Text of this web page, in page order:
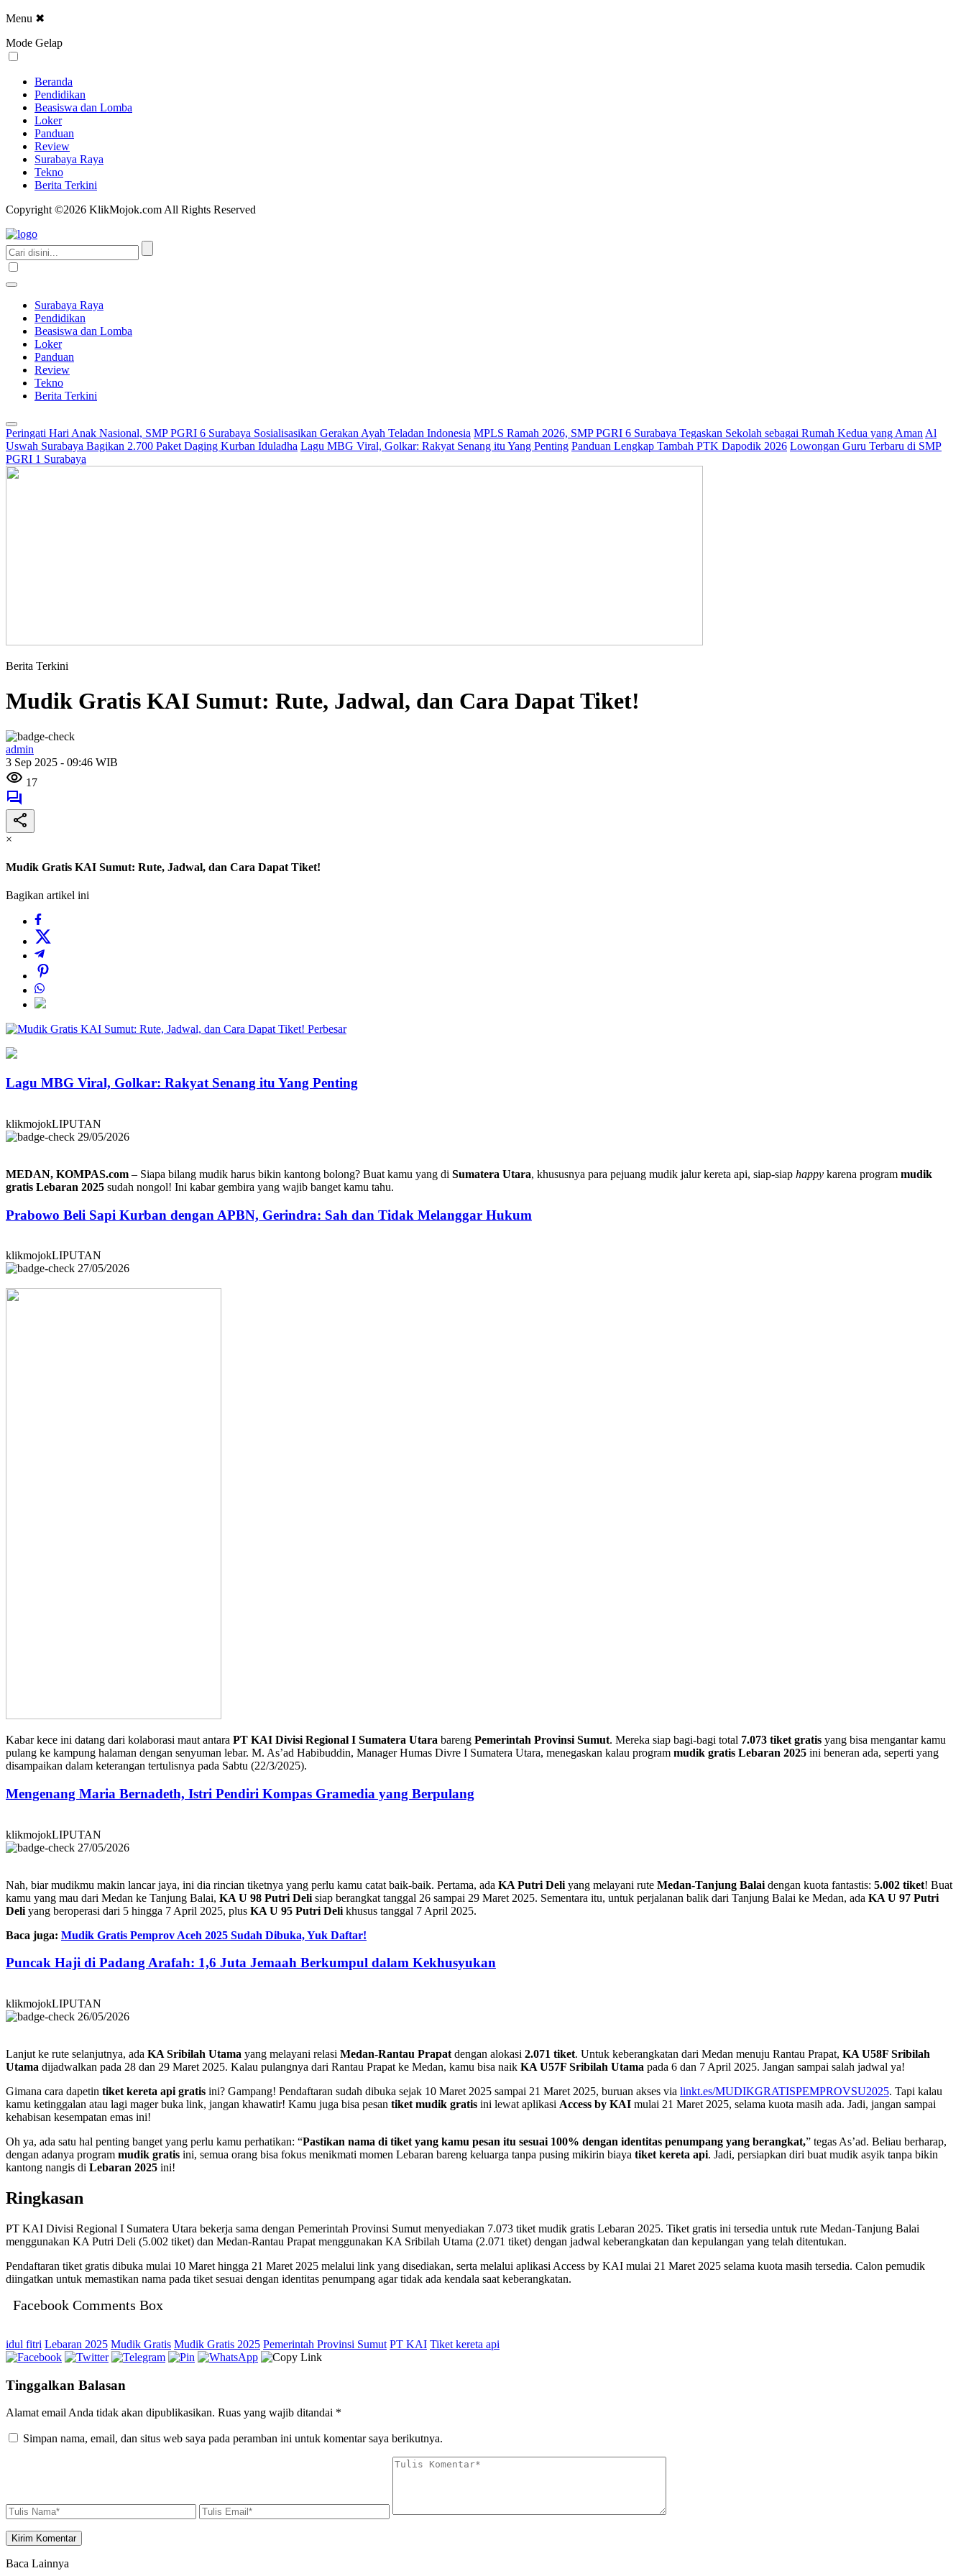
Menu ✖
Mode Gelap
Beranda
Pendidikan
Beasiswa dan Lomba
Loker
Panduan
Review
Surabaya Raya
Tekno
Berita Terkini
Copyright ©2026 KlikMojok.com All Rights Reserved
Surabaya Raya
Pendidikan
Beasiswa dan Lomba
Loker
Panduan
Review
Tekno
Berita Terkini
Peringati Hari Anak Nasional, SMP PGRI 6 Surabaya Sosialisasikan Gerakan Ayah Teladan Indonesia MPLS Ramah 2026, SMP PGRI 6 Surabaya Tegaskan Sekolah sebagai Rumah Kedua yang Aman Al
Uswah Surabaya Bagikan 2.700 Paket Daging Kurban Iduladha Lagu MBG Viral, Golkar: Rakyat Senang itu Yang Penting Panduan Lengkap Tambah PTK Dapodik 2026 Lowongan Guru Terbaru di SMP
PGRI 1 Surabaya
Berita Terkini
Mudik Gratis KAI Sumut: Rute, Jadwal, dan Cara Dapat Tiket!
admin
3 Sep 2025 - 09:46 WIB
17
×
Mudik Gratis KAI Sumut: Rute, Jadwal, dan Cara Dapat Tiket!
Bagikan artikel ini
Perbesar
Lagu MBG Viral, Golkar: Rakyat Senang itu Yang Penting
klikmojokLIPUTAN
29/05/2026
MEDAN, KOMPAS.com – Siapa bilang mudik harus bikin kantong bolong? Buat kamu yang di Sumatera Utara, khususnya para pejuang mudik jalur kereta api, siap-siap happy karena program mudik
gratis Lebaran 2025 sudah nongol! Ini kabar gembira yang wajib banget kamu tahu.
Prabowo Beli Sapi Kurban dengan APBN, Gerindra: Sah dan Tidak Melanggar Hukum
klikmojokLIPUTAN
27/05/2026
Kabar kece ini datang dari kolaborasi maut antara PT KAI Divisi Regional I Sumatera Utara bareng Pemerintah Provinsi Sumut. Mereka siap bagi-bagi total 7.073 tiket gratis yang bisa mengantar kamu
pulang ke kampung halaman dengan senyuman lebar. M. As’ad Habibuddin, Manager Humas Divre I Sumatera Utara, menegaskan kalau program mudik gratis Lebaran 2025 ini beneran ada, seperti yang
disampaikan dalam keterangan tertulisnya pada Sabtu (22/3/2025).
Mengenang Maria Bernadeth, Istri Pendiri Kompas Gramedia yang Berpulang
klikmojokLIPUTAN
27/05/2026
Nah, biar mudikmu makin lancar jaya, ini dia rincian tiketnya yang perlu kamu catat baik-baik. Pertama, ada KA Putri Deli yang melayani rute Medan-Tanjung Balai dengan kuota fantastis: 5.002 tiket! Buat
kamu yang mau dari Medan ke Tanjung Balai, KA U 98 Putri Deli siap berangkat tanggal 26 sampai 29 Maret 2025. Sementara itu, untuk perjalanan balik dari Tanjung Balai ke Medan, ada KA U 97 Putri
Deli yang beroperasi dari 5 hingga 7 April 2025, plus KA U 95 Putri Deli khusus tanggal 7 April 2025.
Baca juga: Mudik Gratis Pemprov Aceh 2025 Sudah Dibuka, Yuk Daftar!
Puncak Haji di Padang Arafah: 1,6 Juta Jemaah Berkumpul dalam Kekhusyukan
klikmojokLIPUTAN
26/05/2026
Lanjut ke rute selanjutnya, ada KA Sribilah Utama yang melayani relasi Medan-Rantau Prapat dengan alokasi 2.071 tiket. Untuk keberangkatan dari Medan menuju Rantau Prapat, KA U58F Sribilah
Utama dijadwalkan pada 28 dan 29 Maret 2025. Kalau pulangnya dari Rantau Prapat ke Medan, kamu bisa naik KA U57F Sribilah Utama pada 6 dan 7 April 2025. Jangan sampai salah jadwal ya!
Gimana cara dapetin tiket kereta api gratis ini? Gampang! Pendaftaran sudah dibuka sejak 10 Maret 2025 sampai 21 Maret 2025, buruan akses via linkt.es/MUDIKGRATISPEMPROVSU2025. Tapi kalau
kamu ketinggalan atau lagi mager buka link, jangan khawatir! Kamu juga bisa pesan tiket mudik gratis ini lewat aplikasi Access by KAI mulai 21 Maret 2025, selama kuota masih ada. Jadi, jangan sampai
kehabisan kesempatan emas ini!
Oh ya, ada satu hal penting banget yang perlu kamu perhatikan: “Pastikan nama di tiket yang kamu pesan itu sesuai 100% dengan identitas penumpang yang berangkat,” tegas As’ad. Beliau berharap,
dengan adanya program mudik gratis ini, semua orang bisa fokus menikmati momen Lebaran bareng keluarga tanpa pusing mikirin biaya tiket kereta api. Jadi, persiapkan diri buat mudik asyik tanpa bikin
kantong nangis di Lebaran 2025 ini!
Ringkasan
PT KAI Divisi Regional I Sumatera Utara bekerja sama dengan Pemerintah Provinsi Sumut menyediakan 7.073 tiket mudik gratis Lebaran 2025. Tiket gratis ini tersedia untuk rute Medan-Tanjung Balai
menggunakan KA Putri Deli (5.002 tiket) dan Medan-Rantau Prapat menggunakan KA Sribilah Utama (2.071 tiket) dengan jadwal keberangkatan dan kepulangan yang telah ditentukan.
Pendaftaran tiket gratis dibuka mulai 10 Maret hingga 21 Maret 2025 melalui link yang disediakan, serta melalui aplikasi Access by KAI mulai 21 Maret 2025 selama kuota masih tersedia. Calon pemudik
diingatkan untuk memastikan nama pada tiket sesuai dengan identitas penumpang agar tidak ada kendala saat keberangkatan.
Facebook Comments Box
idul fitri Lebaran 2025 Mudik Gratis Mudik Gratis 2025 Pemerintah Provinsi Sumut PT KAI Tiket kereta api
Tinggalkan Balasan
Alamat email Anda tidak akan dipublikasikan. Ruas yang wajib ditandai *
Simpan nama, email, dan situs web saya pada peramban ini untuk komentar saya berikutnya.
Baca Lainnya